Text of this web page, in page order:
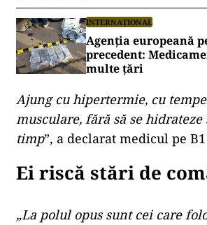
INTERNAȚIONAL
Agenția europeană
precedent:
multe țări
Ajung cu hipertermie, cu
musculare, fără să se
timp”, a declarat medicul pe B1
Ei riscă stări de
„La polul opus sunt cei care